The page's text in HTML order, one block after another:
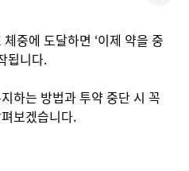
중에 도달하면 ‘이제 약을 중
됩니다.
하는 방법과 투약 중단 시 꼭
보겠습니다.